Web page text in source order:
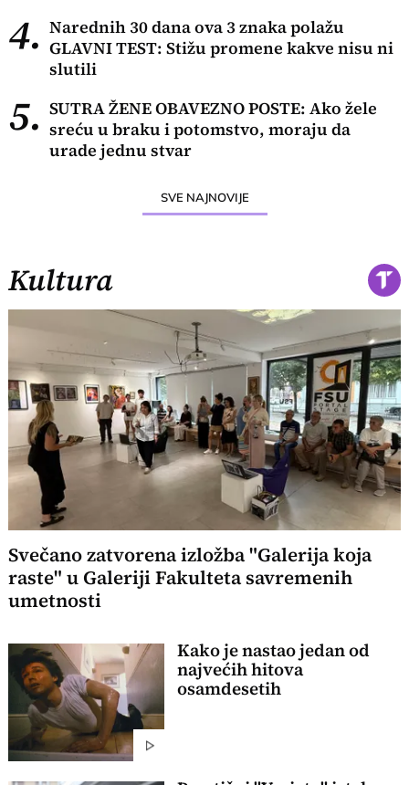
4. Narednih 30 dana ova 3 znaka polažu
GLAVNI TEST: Stižu promene kakve nisu ni
slutili
5. SUTRA ŽENE OBAVEZNO POSTE: Ako žele
sreću u braku i potomstvo, moraju da
urade jednu stvar
SVE NAJNOVIJE
Kultura
Svečano zatvorena izložba "Galerija koja
raste" u Galeriji Fakulteta savremenih
umetnosti
Kako je nastao jedan od
najvećih hitova
osamdesetih